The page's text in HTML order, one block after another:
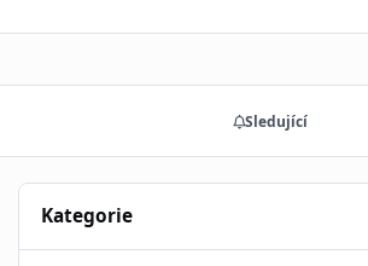
Sledující
Kategorie